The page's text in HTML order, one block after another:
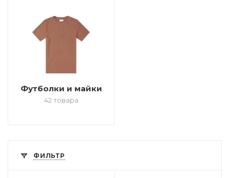
Футболки и майки
42 товара
ФИЛЬТР